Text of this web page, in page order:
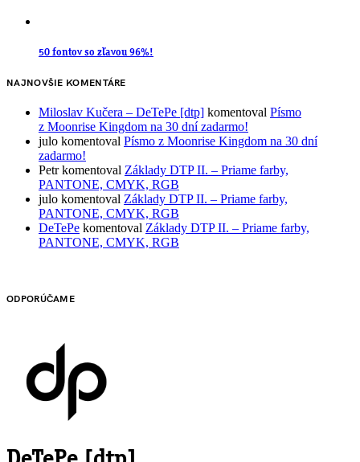
50 fontov so zľavou 96%!
NAJNOVŠIE KOMENTÁRE
Miloslav Kučera – DeTePe [dtp] komentoval Písmo
z Moonrise Kingdom na 30 dní zadarmo!
julo komentoval Písmo z Moonrise Kingdom na 30 dní
zadarmo!
Petrkomentoval Základy DTP II. – Priame farby,
PANTONE, CMYK, RGB
julo komentoval Základy DTP II. – Priame farby,
PANTONE, CMYK, RGB
DeTePe komentoval Základy DTP II. – Priame farby,
PANTONE, CMYK, RGB
ODPORÚČAME